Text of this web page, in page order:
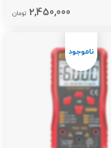
2,450,000 تومان